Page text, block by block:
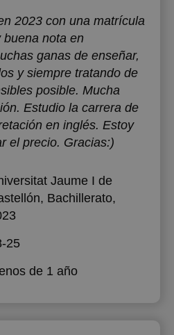
2023 con una matrícula
nota en
ganas de enseñar,
y siempre tratando de
posible. Mucha
Estudio la carrera de
en inglés. Estoy
el precio. Gracias:)
Jaume I de
, Bachillerato,
25
de 1 año